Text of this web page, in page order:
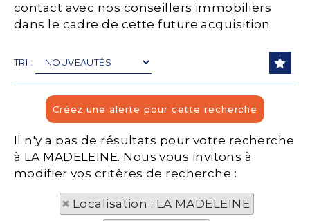
contact avec nos conseillers immobiliers
dans le cadre de cette future acquisition.
TRI :
Il n'y a pas de résultats pour votre recherche
à LA MADELEINE. Nous vous invitons à
modifier vos critères de recherche :
Localisation : LA MADELEINE